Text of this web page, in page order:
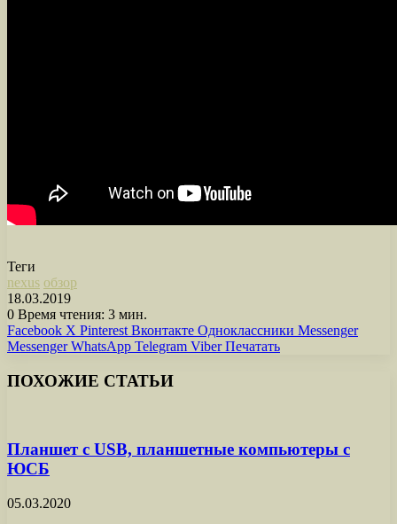
Теги
nexus обзор
18.03.2019
0 Время чтения: 3 мин.
Facebook X Pinterest Вконтакте Одноклассники Messenger
Messenger WhatsApp Telegram Viber Печатать
ПОХОЖИЕ СТАТЬИ
Планшет с USB, планшетные компьютеры с
ЮСБ
05.03.2020